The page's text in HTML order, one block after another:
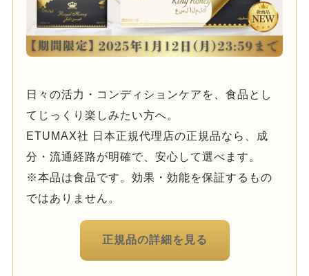
日々の活力・コンディションケアを、食品とし
てじっくり楽しみたい方へ。
ETUMAX社 日本正規代理店の正規品なら、成
分・流通経路が明確で、安心して選べます。
※本品は食品です。効果・効能を保証するもの
ではありません。
正規品の詳細を見る